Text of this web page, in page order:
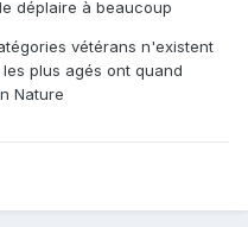
déplaire à beaucoup
vétérans n'existent
plus agés ont quand
Nature